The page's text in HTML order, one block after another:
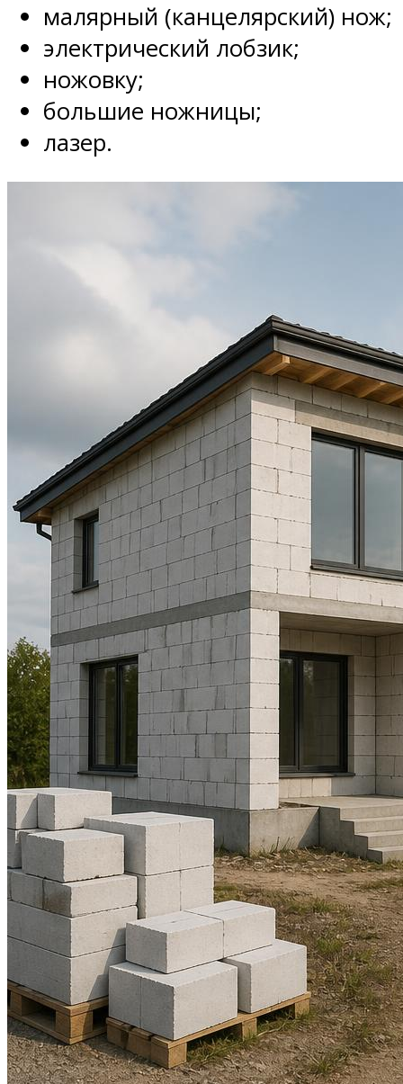
малярный (канцелярский) нож;
электрический лобзик;
ножовку;
большие ножницы;
лазер.